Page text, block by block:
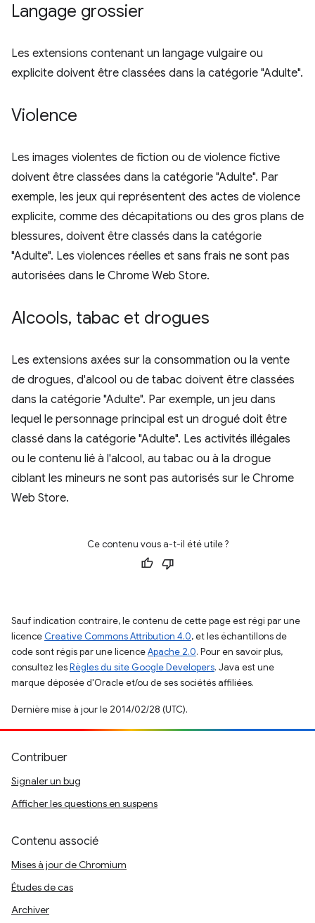
Langage grossier
Les extensions contenant un langage vulgaire ou
explicite doivent être classées dans la catégorie "Adulte".
Violence
Les images violentes de fiction ou de violence fictive
doivent être classées dans la catégorie "Adulte". Par
exemple, les jeux qui représentent des actes de violence
explicite, comme des décapitations ou des gros plans de
blessures, doivent être classés dans la catégorie
"Adulte". Les violences réelles et sans frais ne sont pas
autorisées dans le Chrome Web Store.
Alcools, tabac et drogues
Les extensions axées sur la consommation ou la vente
de drogues, d'alcool ou de tabac doivent être classées
dans la catégorie "Adulte". Par exemple, un jeu dans
lequel le personnage principal est un drogué doit être
classé dans la catégorie "Adulte". Les activités illégales
ou le contenu lié à l'alcool, au tabac ou à la drogue
ciblant les mineurs ne sont pas autorisés sur le Chrome
Web Store.
Ce contenu vous a-t-il été utile ?
Sauf indication contraire, le contenu de cette page est régi par une
licence Creative Commons Attribution 4.0, et les échantillons de
code sont régis par une licenceApache 2.0. Pour en savoir plus,
consultez lesRègles du site Google Developers. Java est une
marque déposée d'Oracle et/ou de ses sociétés affiliées.
Dernière mise à jour le 2014/02/28 (UTC).
Contribuer
Signaler un bug
Afficher les questions en suspens
Contenu associé
Mises à jour de Chromium
Études de cas
Archiver